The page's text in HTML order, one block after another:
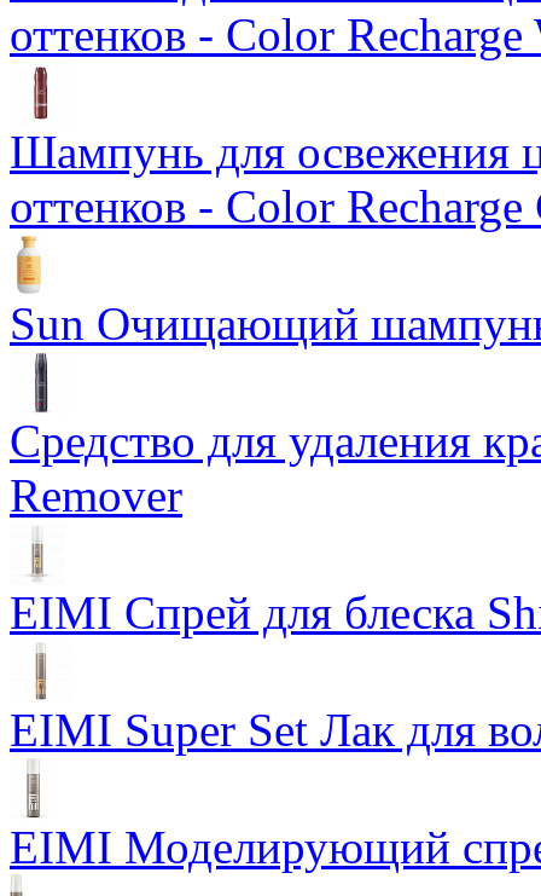
оттенков - Color
Шампунь для освежения
оттенков - Color
Sun Очищающий
Средство для удаления
Remover
EIMI Спрей для блеска
EIMI Super Set Лак для
EIMI Моделирующий